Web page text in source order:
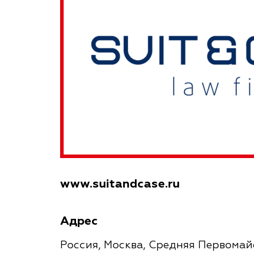
www.suitandcase.ru
Адрес
Россия, Москва, Средняя